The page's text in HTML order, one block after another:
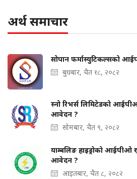
अर्थ समाचार
सोपान फर्मास्युटिकल्सको
बुधबार, चैत १८, २०८२
स्नो रिभर्स लिमिटेडको
आवेदन ?
सोमबार, चैत ९, २०८२
याम्बलिङ हाइड्रोको
आवेदन ?
आइतबार, चैत ८, २०८२